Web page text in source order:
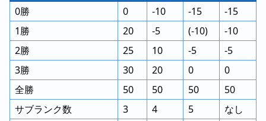
0勝
0 -10 -15
-15
1勝
20 -5 (-10)
-10
2勝
25 10 -5
-5
3勝
30 20 0
0
全勝
50 50 50
50
サブランク数
3 4 5
なし